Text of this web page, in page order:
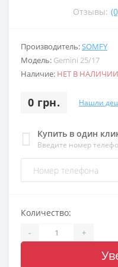
Отзывы:
Производитель:SOMFY
Модель: Gemini 25/17
Наличие: НЕТ В НАЛИЧИИ
0 грн. Нашли
Купить в один
Введите номер
Количество:
- +